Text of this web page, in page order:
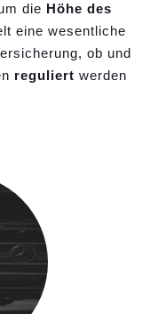
die Höhe des
eine wesentliche
ob und
reguliert werden